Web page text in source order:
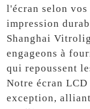
l'écran selon
impression
Shanghai
engageons à
qui repoussent
Notre écran
exception,